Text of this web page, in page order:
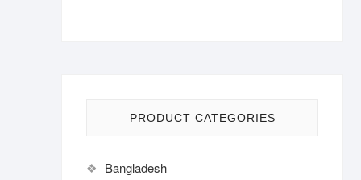
PRODUCT CATEGORIES
Bangladesh